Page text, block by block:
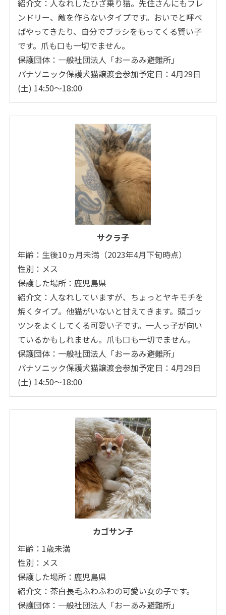
紹介文：人なれしたひざ乗り猫。先住さんにもフレ
ンドリー、敵を作らないタイプです。おいでと呼べ
ばやってきたり、自分でブラシをもってくる賢い子
です。爪も口も一切でません。
保護団体：一般社団法人「おーあみ避難所」
パナソニック保護犬猫譲渡会参加予定日：4月29日
(土) 14:50～18:00
サクラ子
年齢：生後10ヵ月未満（2023年4月下旬時点）
性別：メス
保護した場所：鹿児島県
紹介文：人なれしていますが、ちょっとヤキモチを
焼くタイプ。他猫がいないと甘えてきます。頭ゴッ
ツンをよくしてくる可愛い子です。一人っ子が向い
ているかもしれません。爪も口も一切でません。
保護団体：一般社団法人「おーあみ避難所」
パナソニック保護犬猫譲渡会参加予定日：4月29日
(土) 14:50～18:00
カゴサン子
年齢：1歳未満
性別：メス
保護した場所：鹿児島県
紹介文：茶白長毛ふわふわの可愛い女の子です。
保護団体：一般社団法人「おーあみ避難所」